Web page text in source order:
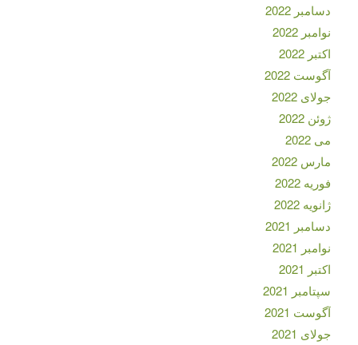
دسامبر 2022
نوامبر 2022
اکتبر 2022
آگوست 2022
جولای 2022
ژوئن 2022
می 2022
مارس 2022
فوریه 2022
ژانویه 2022
دسامبر 2021
نوامبر 2021
اکتبر 2021
سپتامبر 2021
آگوست 2021
جولای 2021